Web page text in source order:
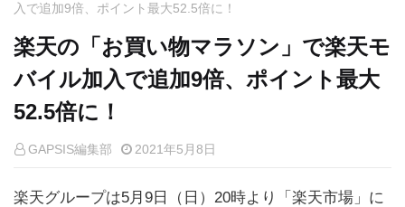
入で追加9倍、ポイント最大52.5倍に！
楽天の「お買い物マラソン」で楽天モ
バイル加入で追加9倍、ポイント最大
52.5倍に！
GAPSIS編集部 2021年5月8日
楽天グループは5月9日（日）20時より「楽天市場」に